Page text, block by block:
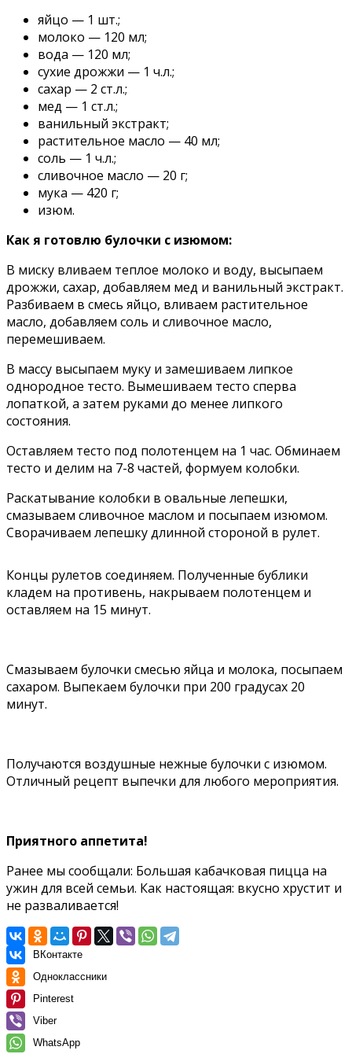
яйцо — 1 шт.;
молоко — 120 мл;
вода — 120 мл;
сухие дрожжи — 1 ч.л.;
сахар — 2 ст.л.;
мед — 1 ст.л.;
ванильный экстракт;
растительное масло — 40 мл;
соль — 1 ч.л.;
сливочное масло — 20 г;
мука — 420 г;
изюм.
Как я готовлю булочки с изюмом:
В миску вливаем теплое молоко и воду, высыпаем
дрожжи, сахар, добавляем мед и ванильный экстракт.
Разбиваем в смесь яйцо, вливаем растительное
масло, добавляем соль и сливочное масло,
перемешиваем.
В массу высыпаем муку и замешиваем липкое
однородное тесто. Вымешиваем тесто сперва
лопаткой, а затем руками до менее липкого
состояния.
Оставляем тесто под полотенцем на 1 час. Обминаем
тесто и делим на 7-8 частей, формуем колобки.
Раскатывание колобки в овальные лепешки,
смазываем сливочное маслом и посыпаем изюмом.
Сворачиваем лепешку длинной стороной в рулет.
Концы рулетов соединяем. Полученные бублики
кладем на противень, накрываем полотенцем и
оставляем на 15 минут.
Смазываем булочки смесью яйца и молока, посыпаем
сахаром. Выпекаем булочки при 200 градусах 20
минут.
Получаются воздушные нежные булочки с изюмом.
Отличный рецепт выпечки для любого мероприятия.
Приятного аппетита!
Ранее мы сообщали: Большая кабачковая пицца на
ужин для всей семьи. Как настоящая: вкусно хрустит и
не разваливается!
ВКонтакте
Одноклассники
Pinterest
Viber
WhatsApp